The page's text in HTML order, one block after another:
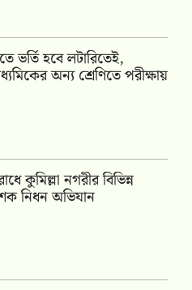
ভর্তি হবে লটারিতেই,
অন্য শ্রেণিতে পরীক্ষায়
কুমিল্লা নগরীর বিভিন্ন
নিধন অভিযান